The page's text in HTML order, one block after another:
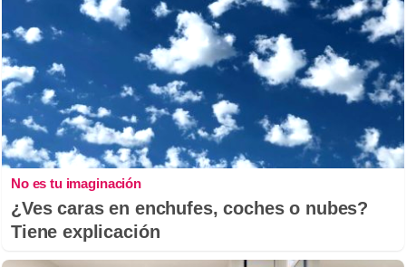
No es tu imaginación
¿Ves caras en enchufes, coches o nubes?
Tiene explicación